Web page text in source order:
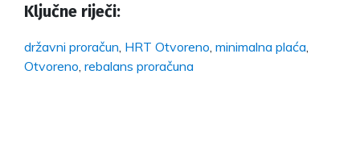
Ključne riječi:
državni proračun HRT Otvoreno minimalna plaća
Otvoreno rebalans proračuna